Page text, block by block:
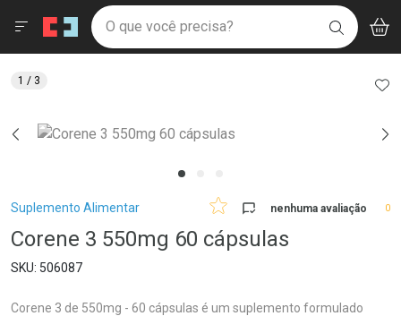
Drogaria São Paulo
Ir direto para a home
pela página
Ir direto para o conteúdo
Ir direto para a busca
Ir direto para a conta
Ir direto para a notificações
Ir direto para o carrinho
Faça a sua busca
O que você precisa? BUSCAR
Menu
Breadcrumb
Suplemento Alimentar nenhuma avaliação 0
Corene 3 550mg 60 cápsulas
506087
Corene 3 de 550mg - 60 cápsulas é um suplemento formulado
1 / 3